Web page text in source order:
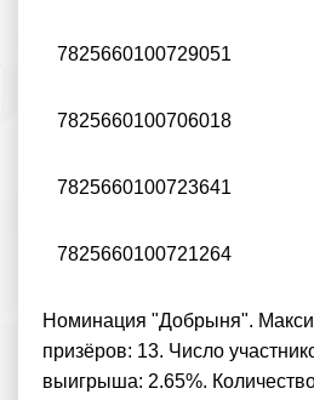
7825660100729051
7825660100706018
7825660100723641
7825660100721264
Номинация "Добрыня".
призёров: 13. Число
выигрыша: 2.65%.